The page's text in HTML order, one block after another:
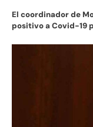
El coordinador de
positivo a Covid-19